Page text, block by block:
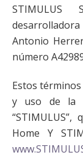
Antonio
número
Estos
y uso de la
Home Y